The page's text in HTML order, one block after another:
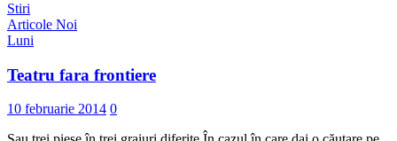
Stiri
Articole Noi
Luni
Teatru fara frontiere
10 februarie 2014 0